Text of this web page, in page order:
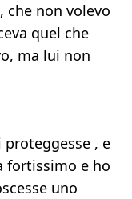
che non volevo
quel che
ma lui non
, e
fortissimo e ho
uno